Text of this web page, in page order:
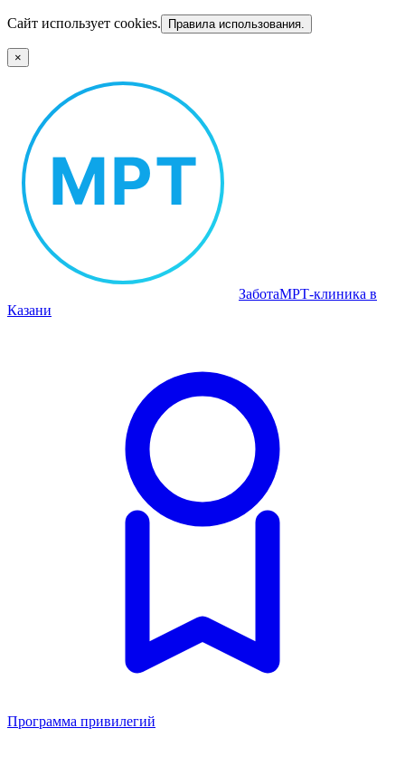
Сайт использует cookies. Правила использования.
×
ЗаботаМРТ‑клиника в
Казани
Программа привилегий